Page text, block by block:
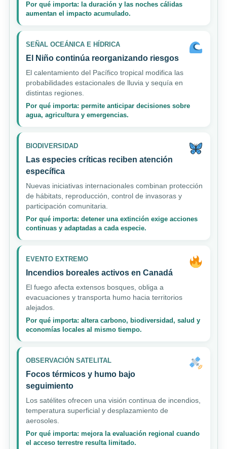
Por qué importa: la duración y las noches cálidas
aumentan el impacto acumulado.
SEÑAL OCEÁNICA E HÍDRICA
El Niño continúa reorganizando riesgos
El calentamiento del Pacífico tropical modifica las
probabilidades estacionales de lluvia y sequía en
distintas regiones.
Por qué importa: permite anticipar decisiones sobre
agua, agricultura y emergencias.
BIODIVERSIDAD
Las especies críticas reciben atención
específica
Nuevas iniciativas internacionales combinan protección
de hábitats, reproducción, control de invasoras y
participación comunitaria.
Por qué importa: detener una extinción exige acciones
continuas y adaptadas a cada especie.
EVENTO EXTREMO
Incendios boreales activos en Canadá
El fuego afecta extensos bosques, obliga a
evacuaciones y transporta humo hacia territorios
alejados.
Por qué importa: altera carbono, biodiversidad, salud y
economías locales al mismo tiempo.
OBSERVACIÓN SATELITAL
Focos térmicos y humo bajo
seguimiento
Los satélites ofrecen una visión continua de incendios,
temperatura superficial y desplazamiento de
aerosoles.
Por qué importa: mejora la evaluación regional cuando
el acceso terrestre resulta limitado.